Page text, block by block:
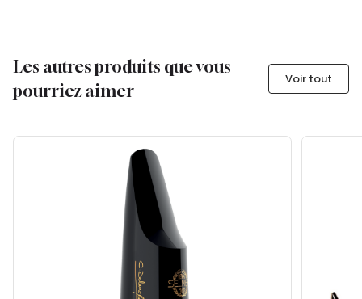
Les autres produits que vous
pourriez aimer
Voir tout